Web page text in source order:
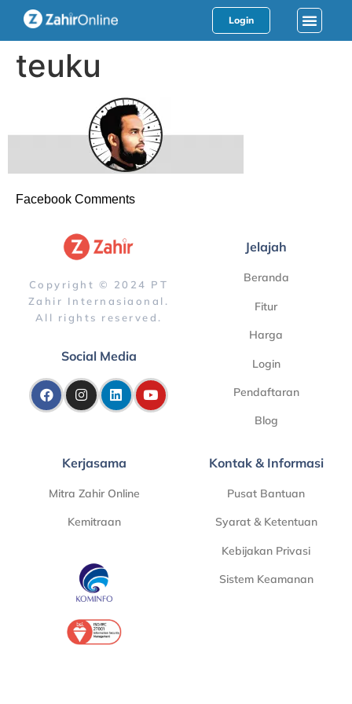
Login
teuku
Facebook Comments
Copyright © 2024 PT
Zahir Internasiaonal.
All rights reserved.
Social Media
Jelajah
Beranda
Fitur
Harga
Login
Pendaftaran
Blog
Kerjasama
Mitra Zahir Online
Kemitraan
Kontak & Informasi
Pusat Bantuan
Syarat & Ketentuan
Kebijakan Privasi
Sistem Keamanan